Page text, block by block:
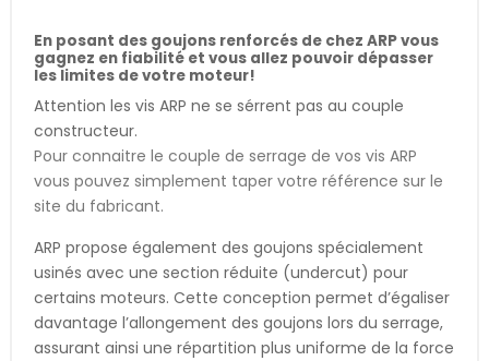
En posant des goujons renforcés de chez ARP vous
gagnez en fiabilité et vous allez pouvoir dépasser
les limites de votre moteur!
Attention les vis ARP ne se sérrent pas au couple
constructeur.
Pour connaitre le couple de serrage de vos vis ARP
vous pouvez simplement taper votre référence sur le
site du fabricant.
ARP propose également des goujons spécialement
usinés avec une section réduite (undercut) pour
certains moteurs. Cette conception permet d’égaliser
davantage l’allongement des goujons lors du serrage,
assurant ainsi une répartition plus uniforme de la force